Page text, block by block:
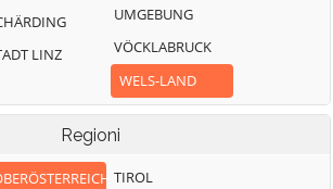
LINZ
UMGEBUNG
VÖCKLABRUCK
WELS-LAND
Regioni
TIROL